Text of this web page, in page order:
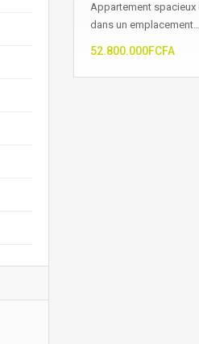
Appartement spacieux
dans un emplacement…
52.800.000FCFA